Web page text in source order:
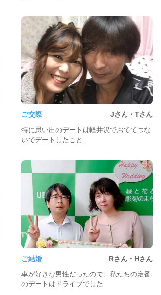
ご交際
Jさん・Tさん
特に思い出のデートは軽井沢でおててつな
いでデートしたこと
ご結婚
Rさん・Hさん
車が好きな男性だったので、私たちの定番
のデートはドライブでした